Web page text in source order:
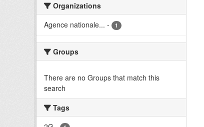
Organizations
Agence nationale... - 1
Groups
There are no Groups that match this
search
Tags